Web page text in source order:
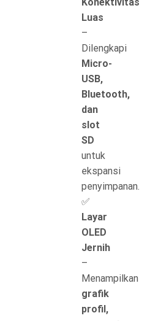
Luas
–
Dilengkapi
Micro-
USB,
Bluetooth,
dan
slot
SD
untuk
ekspansi
penyimpanan.
✅
Layar
OLED
Jernih
–
Menampilkan
grafik
profil,